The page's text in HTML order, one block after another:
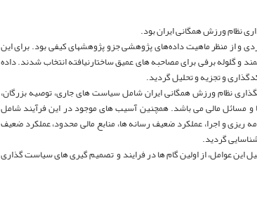
نظام ورزش همگانی ایران بود.
و از منظر ماهیت داده‌های پژوهشی جزو پژوهش­های کیفی بود. برای این
و گلوله برفی برای مصاحبه های عمیق ساختارنیافته انتخاب شدند. داده
و تجزیه و تحلیل گردید.
نظام ورزش همگانی ایران شامل سیاست های جاری، توصیه بزرگان،
مسائل مالی می باشد. همچنین آسیب های موجود در این فرآیند شامل
و اجرا، عملکرد ضعیف رسانه ها، منابع مالی محدود، عملکرد ضعیف
گردید.
این عوامل، از اولین گام ها در فرایند و تصمیم گیری های سیاست گذاری